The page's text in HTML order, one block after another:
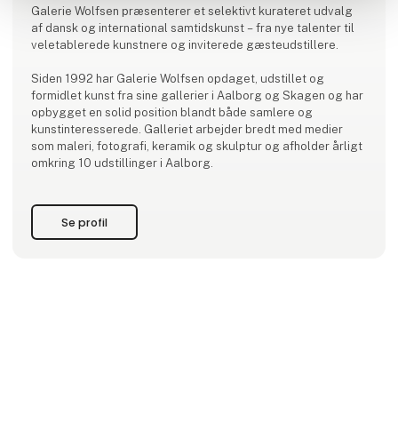
Galerie Wolfsen præsenterer et selektivt kurateret udvalg
af dansk og international samtidskunst – fra nye talenter til
veletablerede kunstnere og inviterede gæsteudstillere.
Siden 1992 har Galerie Wolfsen opdaget, udstillet og
formidlet kunst fra sine gallerier i Aalborg og Skagen og har
opbygget en solid position blandt både samlere og
kunstinteresserede. Galleriet arbejder bredt med medier
som maleri, fotografi, keramik og skulptur og afholder årligt
omkring 10 udstillinger i Aalborg.
Se profil